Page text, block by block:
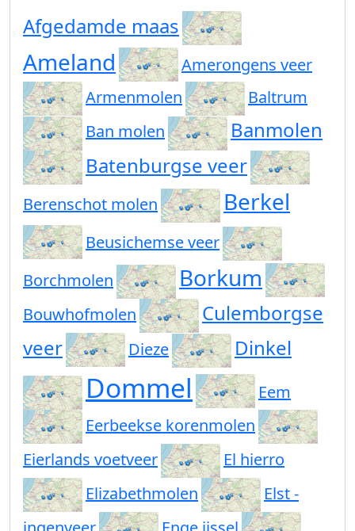
Afgedamde maas
Ameland
Amerongens veer
Armenmolen
Baltrum
Ban molen
Banmolen
Batenburgse veer
Berenschot molen Berkel
Beusichemse veer
Borchmolen
Borkum
Bouwhofmolen
Culemborgse
veer
Dieze Dinkel
Dommel
Eem
Eerbeekse korenmolen
Eierlands voetveer
El hierro
Elizabethmolen
Elst -